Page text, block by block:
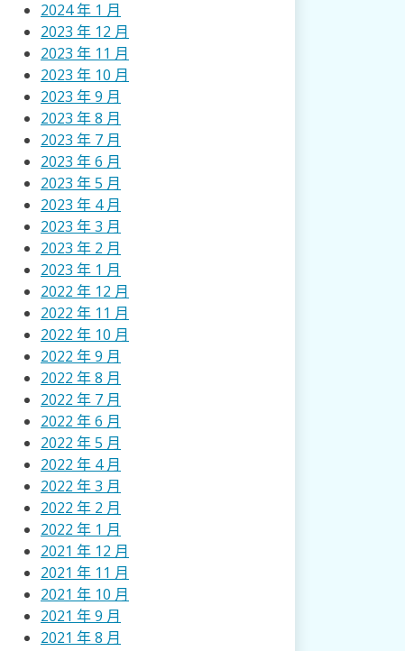
2024 年 1 月
2023 年 12 月
2023 年 11 月
2023 年 10 月
2023 年 9 月
2023 年 8 月
2023 年 7 月
2023 年 6 月
2023 年 5 月
2023 年 4 月
2023 年 3 月
2023 年 2 月
2023 年 1 月
2022 年 12 月
2022 年 11 月
2022 年 10 月
2022 年 9 月
2022 年 8 月
2022 年 7 月
2022 年 6 月
2022 年 5 月
2022 年 4 月
2022 年 3 月
2022 年 2 月
2022 年 1 月
2021 年 12 月
2021 年 11 月
2021 年 10 月
2021 年 9 月
2021 年 8 月